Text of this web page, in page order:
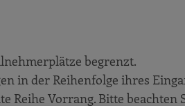
begrenzt.
in der Reihenfolge ihres
Vorrang. Bitte beachten